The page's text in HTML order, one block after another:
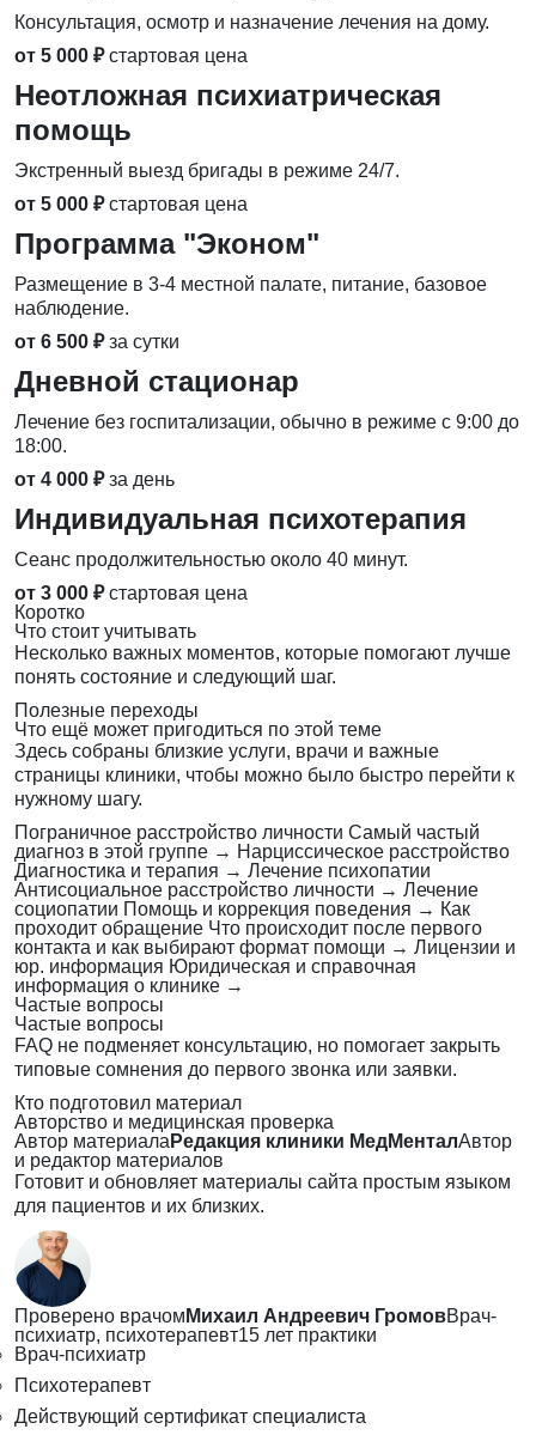
Консультация, осмотр и назначение лечения на дому.
от 5 000 ₽ стартовая цена
Неотложная психиатрическая
помощь
Экстренный выезд бригады в режиме 24/7.
от 5 000 ₽ стартовая цена
Программа "Эконом"
Размещение в 3-4 местной палате, питание, базовое
наблюдение.
от 6 500 ₽ за сутки
Дневной стационар
Лечение без госпитализации, обычно в режиме с 9:00 до
18:00.
от 4 000 ₽ за день
Индивидуальная психотерапия
Сеанс продолжительностью около 40 минут.
от 3 000 ₽ стартовая цена
Коротко
Что стоит учитывать
Несколько важных моментов, которые помогают лучше
понять состояние и следующий шаг.
Полезные переходы
Что ещё может пригодиться по этой теме
Здесь собраны близкие услуги, врачи и важные
страницы клиники, чтобы можно было быстро перейти к
нужному шагу.
Пограничное расстройство личности Самый частый
диагноз в этой группе → Нарциссическое расстройство
Диагностика и терапия → Лечение психопатии
Антисоциальное расстройство личности → Лечение
социопатии Помощь и коррекция поведения → Как
проходит обращение Что происходит после первого
контакта и как выбирают формат помощи → Лицензии и
юр. информация Юридическая и справочная
информация о клинике →
Частые вопросы
Частые вопросы
FAQ не подменяет консультацию, но помогает закрыть
типовые сомнения до первого звонка или заявки.
Кто подготовил материал
Авторство и медицинская проверка
Автор материала Редакция клиники МедМенталАвтор
и редактор материалов
Готовит и обновляет материалы сайта простым языком
для пациентов и их близких.
Проверено врачом Михаил Андреевич ГромовВрач-
психиатр, психотерапевт15 лет практики
Врач-психиатр
Психотерапевт
Действующий сертификат специалиста